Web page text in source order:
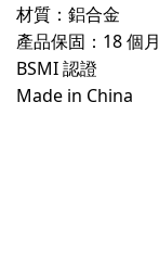
材質：鋁合金
產品保固：18 個月
BSMI 認證
Made in China